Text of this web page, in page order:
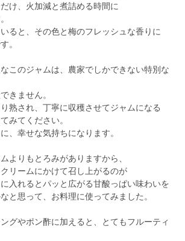
け、火加減と煮詰める時間に
ると、その色と梅のフレッシュな香りに
。
このジャムは、農家でしかできない特別な
きません。
熟され、丁寧に収穫させてジャムになる
みてください。
、幸せな気持ちになります。
よりもとろみがありますから、
リームにかけて召し上がるのが
入れるとパッと広がる甘酸っぱい味わいを
と思って、お料理に使ってみました。
グやポン酢に加えると、とてもフルーティ